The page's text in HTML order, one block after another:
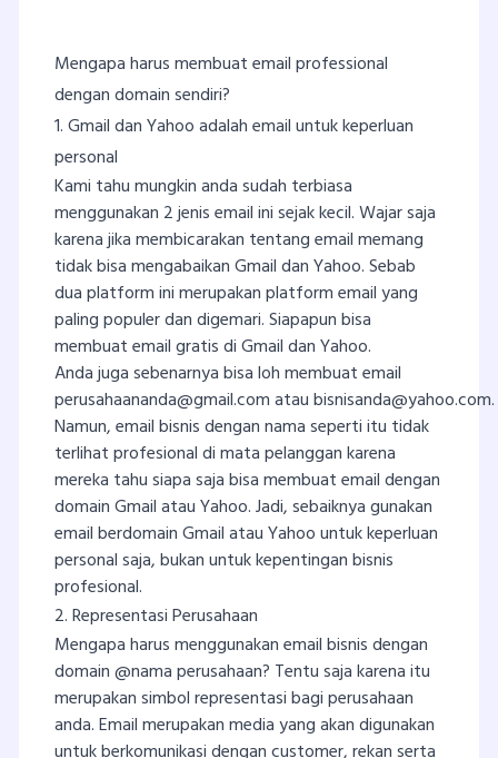
Mengapa harus membuat email professional
dengan domain sendiri?
1. Gmail dan Yahoo adalah email untuk keperluan
personal
Kami tahu mungkin anda sudah terbiasa
menggunakan 2 jenis email ini sejak kecil. Wajar saja
karena jika membicarakan tentang email memang
tidak bisa mengabaikan Gmail dan Yahoo. Sebab
dua platform ini merupakan platform email yang
paling populer dan digemari. Siapapun bisa
membuat email gratis di Gmail dan Yahoo.
Anda juga sebenarnya bisa loh membuat email
perusahaananda@gmail.comataubisnisanda@yahoo.com.
Namun, email bisnis dengan nama seperti itu tidak
terlihat profesional di mata pelanggan karena
mereka tahu siapa saja bisa membuat email dengan
domain Gmail atau Yahoo. Jadi, sebaiknya gunakan
email berdomain Gmail atau Yahoo untuk keperluan
personal saja, bukan untuk kepentingan bisnis
profesional.
2. Representasi Perusahaan
Mengapa harus menggunakan email bisnis dengan
domain @nama perusahaan? Tentu saja karena itu
merupakan simbol representasi bagi perusahaan
anda. Email merupakan media yang akan digunakan
untuk berkomunikasi dengan customer, rekan serta